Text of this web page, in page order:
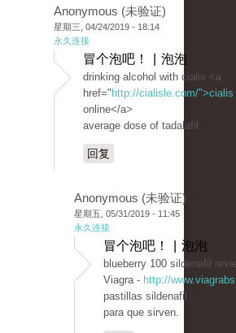
Anonymous (未验证)
星期三, 04/24/2019 - 18:14
永久连接
冒个泡吧！ | 泡泡
drinking alcohol with cialis <a
href=" http://cialisle.com/">cialis
online</a>
average dose of tadalafil.
回复
Anonymous (未验证)
星期五, 05/31/2019 - 11:45
永久连接
冒个泡吧！ | 泡泡
blueberry 100 sildenafil
Viagra - http://
pastillas sildenafil
para que sirven.